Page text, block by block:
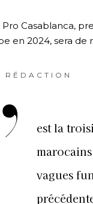
Casablanca,
en 2024, sera
RÉDACTION
est la
vagues